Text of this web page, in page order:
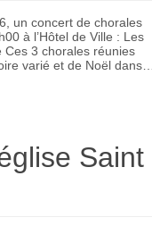
un concert de chorales
à l’Hôtel de Ville : Les
Ces 3 chorales réunies
varié et de Noël dans…
Saint